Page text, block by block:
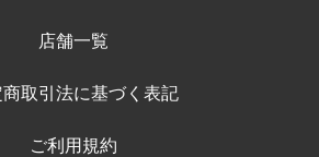
店舗一覧
商取引法に基づく表記
ご利用規約